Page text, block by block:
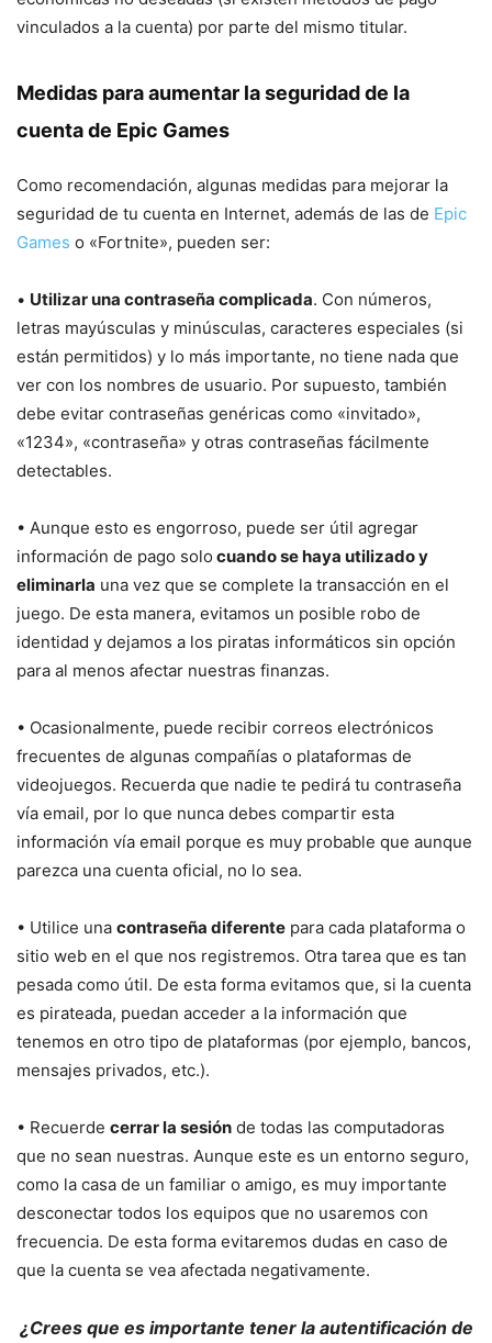
vinculados a la cuenta) por parte del mismo titular.
Medidas para aumentar la seguridad de la
cuenta de Epic Games
Como recomendación, algunas medidas para mejorar la
seguridad de tu cuenta en Internet, además de las de Epic
Games o «Fortnite», pueden ser:
• Utilizar una contraseña complicada. Con números,
letras mayúsculas y minúsculas, caracteres especiales (si
están permitidos) y lo más importante, no tiene nada que
ver con los nombres de usuario. Por supuesto, también
debe evitar contraseñas genéricas como «invitado»,
«1234», «contraseña» y otras contraseñas fácilmente
detectables.
• Aunque esto es engorroso, puede ser útil agregar
información de pago solo cuando se haya utilizado y
eliminarla una vez que se complete la transacción en el
juego. De esta manera, evitamos un posible robo de
identidad y dejamos a los piratas informáticos sin opción
para al menos afectar nuestras finanzas.
• Ocasionalmente, puede recibir correos electrónicos
frecuentes de algunas compañías o plataformas de
videojuegos. Recuerda que nadie te pedirá tu contraseña
vía email, por lo que nunca debes compartir esta
información vía email porque es muy probable que aunque
parezca una cuenta oficial, no lo sea.
• Utilice una contraseña diferente para cada plataforma o
sitio web en el que nos registremos. Otra tarea que es tan
pesada como útil. De esta forma evitamos que, si la cuenta
es pirateada, puedan acceder a la información que
tenemos en otro tipo de plataformas (por ejemplo, bancos,
mensajes privados, etc.).
• Recuerde cerrar la sesión de todas las computadoras
que no sean nuestras. Aunque este es un entorno seguro,
como la casa de un familiar o amigo, es muy importante
desconectar todos los equipos que no usaremos con
frecuencia. De esta forma evitaremos dudas en caso de
que la cuenta se vea afectada negativamente.
¿Crees que es importante tener la autentificación de